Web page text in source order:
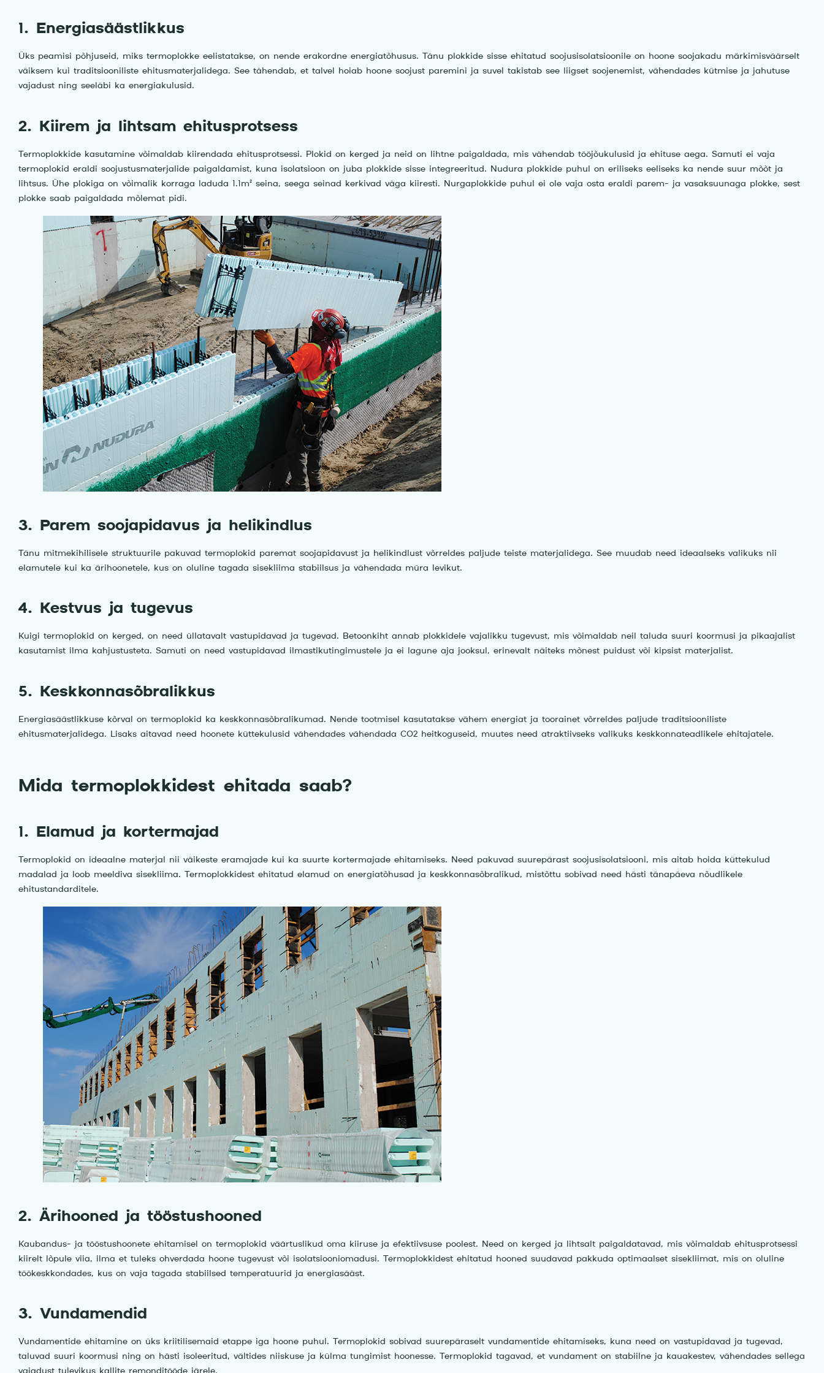
1. Energiasäästlikkus
Üks peamisi põhjuseid, miks termoplokke eelistatakse, on nende erakordne energiatõhusus. Tänu plokkide sisse ehitatud soojusisolatsioonile on hoone soojakadu märkimisväärselt
väiksem kui traditsiooniliste ehitusmaterjalidega. See tähendab, et talvel hoiab hoone soojust paremini ja suvel takistab see liigset soojenemist, vähendades kütmise ja jahutuse
vajadust ning seeläbi ka energiakulusid.
2. Kiirem ja lihtsam ehitusprotsess
Termoplokkide kasutamine võimaldab kiirendada ehitusprotsessi. Plokid on kerged ja neid on lihtne paigaldada, mis vähendab tööjõukulusid ja ehituse aega. Samuti ei vaja
termoplokid eraldi soojustusmaterjalide paigaldamist, kuna isolatsioon on juba plokkide sisse integreeritud. Nudura plokkide puhul on eriliseks eeliseks ka nende suur mõõt ja
lihtsus. Ühe plokiga on võimalik korraga laduda 1.1m² seina, seega seinad kerkivad väga kiiresti. Nurgaplokkide puhul ei ole vaja osta eraldi parem- ja vasaksuunaga plokke, sest
plokke saab paigaldada mõlemat pidi.
3. Parem soojapidavus ja helikindlus
Tänu mitmekihilisele struktuurile pakuvad termoplokid paremat soojapidavust ja helikindlust võrreldes paljude teiste materjalidega. See muudab need ideaalseks valikuks nii
elamutele kui ka ärihoonetele, kus on oluline tagada sisekliima stabiilsus ja vähendada müra levikut.
4. Kestvus ja tugevus
Kuigi termoplokid on kerged, on need üllatavalt vastupidavad ja tugevad. Betoonkiht annab plokkidele vajalikku tugevust, mis võimaldab neil taluda suuri koormusi ja pikaajalist
kasutamist ilma kahjustusteta. Samuti on need vastupidavad ilmastikutingimustele ja ei lagune aja jooksul, erinevalt näiteks mõnest puidust või kipsist materjalist.
5. Keskkonnasõbralikkus
Energiasäästlikkuse kõrval on termoplokid ka keskkonnasõbralikumad. Nende tootmisel kasutatakse vähem energiat ja toorainet võrreldes paljude traditsiooniliste
ehitusmaterjalidega. Lisaks aitavad need hoonete küttekulusid vähendades vähendada CO2 heitkoguseid, muutes need atraktiivseks valikuks keskkonnateadlikele ehitajatele.
Mida termoplokkidest ehitada saab?
1. Elamud ja kortermajad
Termoplokid on ideaalne materjal nii väikeste eramajade kui ka suurte kortermajade ehitamiseks. Need pakuvad suurepärast soojusisolatsiooni, mis aitab hoida küttekulud
madalad ja loob meeldiva sisekliima. Termoplokkidest ehitatud elamud on energiatõhusad ja keskkonnasõbralikud, mistõttu sobivad need hästi tänapäeva nõudlikele
ehitustandarditele.
2. Ärihooned ja tööstushooned
Kaubandus- ja tööstushoonete ehitamisel on termoplokid väärtuslikud oma kiiruse ja efektiivsuse poolest. Need on kerged ja lihtsalt paigaldatavad, mis võimaldab ehitusprotsessi
kiirelt lõpule viia, ilma et tuleks ohverdada hoone tugevust või isolatsiooniomadusi. Termoplokkidest ehitatud hooned suudavad pakkuda optimaalset sisekliimat, mis on oluline
töökeskkondades, kus on vaja tagada stabiilsed temperatuurid ja energiasääst.
3. Vundamendid
Vundamentide ehitamine on üks kriitilisemaid etappe iga hoone puhul. Termoplokid sobivad suurepäraselt vundamentide ehitamiseks, kuna need on vastupidavad ja tugevad,
taluvad suuri koormusi ning on hästi isoleeritud, vältides niiskuse ja külma tungimist hoonesse. Termoplokid tagavad, et vundament on stabiilne ja kauakestev, vähendades sellega